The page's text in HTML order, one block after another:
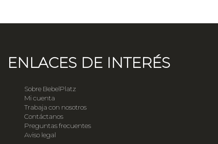
ENLACES DE INTERÉS
Sobre BebelPlatz
Mi cuenta
Trabaja con nosotros
Contáctanos
Preguntas frecuentes
Aviso legal